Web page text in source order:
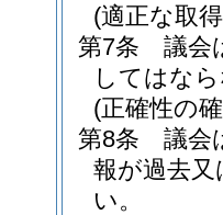
(適正な取
第7条
議会
してはな
(正確性の
第8条
議会
報が過去
い。